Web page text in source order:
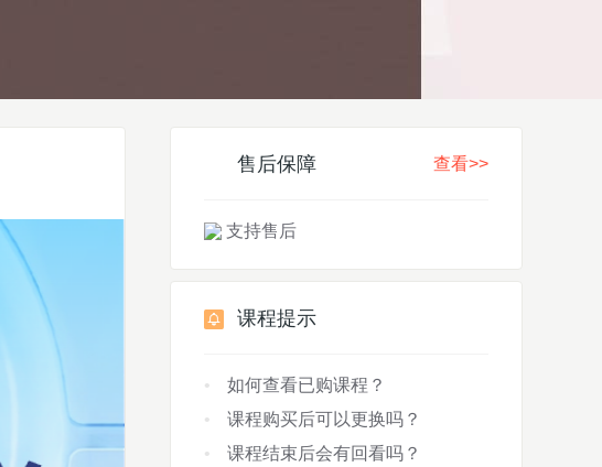
售后保障 查看>>
支持售后
课程提示
如何查看已购课程？
课程购买后可以更换吗？
课程结束后会有回看吗？